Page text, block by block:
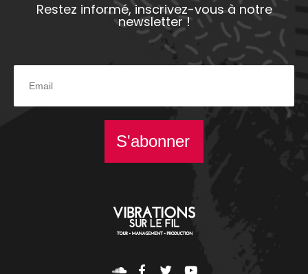
Restez informé, inscrivez-vous à notre
newsletter !
S'abonner